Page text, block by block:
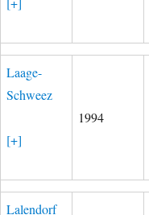
Laage-
Schweez
[+]
1994
Lalendorf